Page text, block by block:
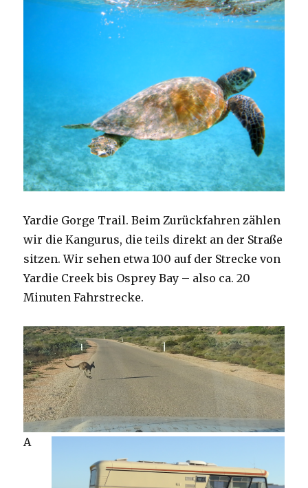
Yardie Gorge Trail. Beim Zurückfahren zählen
wir die Kangurus, die teils direkt an der Straße
sitzen. Wir sehen etwa 100 auf der Strecke von
Yardie Creek bis Osprey Bay – also ca. 20
Minuten Fahrstrecke.
A